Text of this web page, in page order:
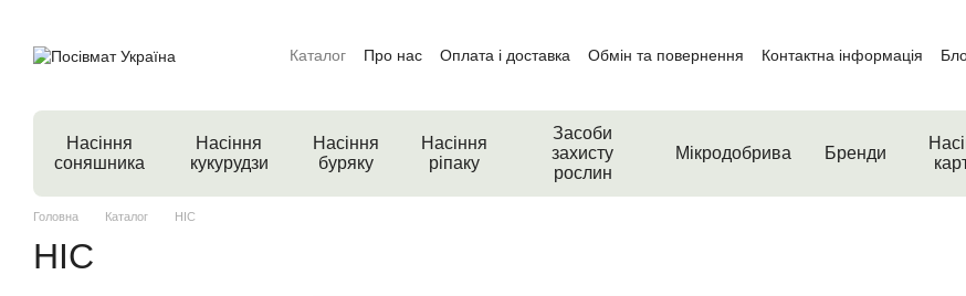
Каталог Про нас Оплата і доставка Обмін та повернення Контактна інформація
Насіння
соняшника
Насіння
кукурудзи
Насіння
буряку
Насіння
ріпаку
Засоби
захисту
рослин
Мікродобрива Бренди
Головна Каталог НІС
НІС